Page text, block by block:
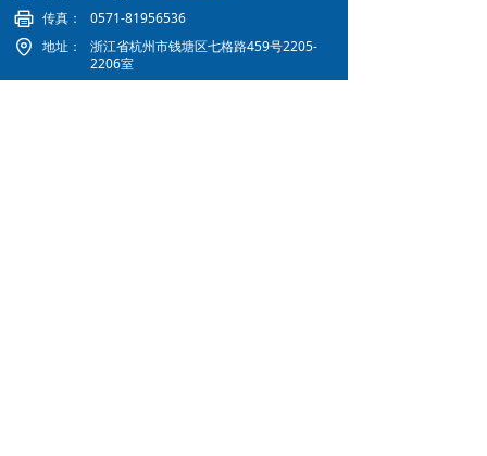
传真：
0571-81956536
地址：
浙江省杭州市钱塘区七格路459号2205-
2206室